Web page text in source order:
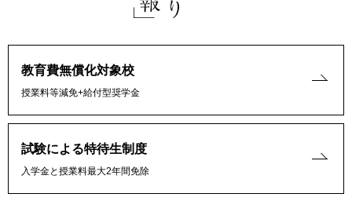
教育費無償化対象校
授業料等減免+給付型奨学金
試験による特待生制度
入学金と授業料最大2年間免除